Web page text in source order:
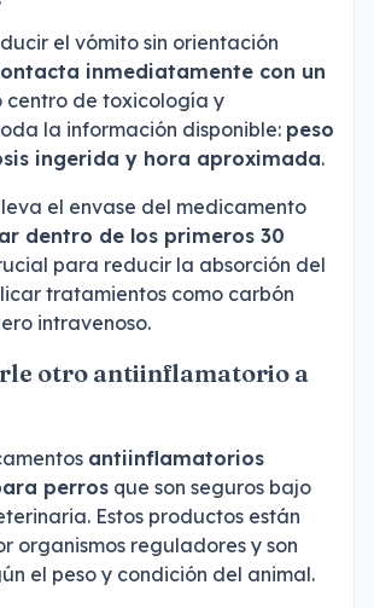
el vómito sin orientación
inmediatamente con un
centro de toxicología y
la información disponible: peso
ingerida y hora aproximada.
el envase del medicamento
dentro de los primeros 30
para reducir la absorción del
tratamientos como carbón
intravenoso.
otro antiinflamatorio a
antiinflamatorios
perros que son seguros bajo
Estos productos están
organismos reguladores y son
el peso y condición del animal.